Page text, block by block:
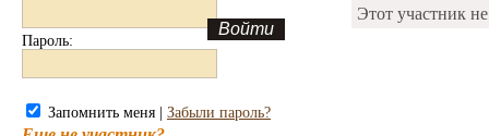
Пароль:
Запомнить меня | Забыли пароль?
Этот участник